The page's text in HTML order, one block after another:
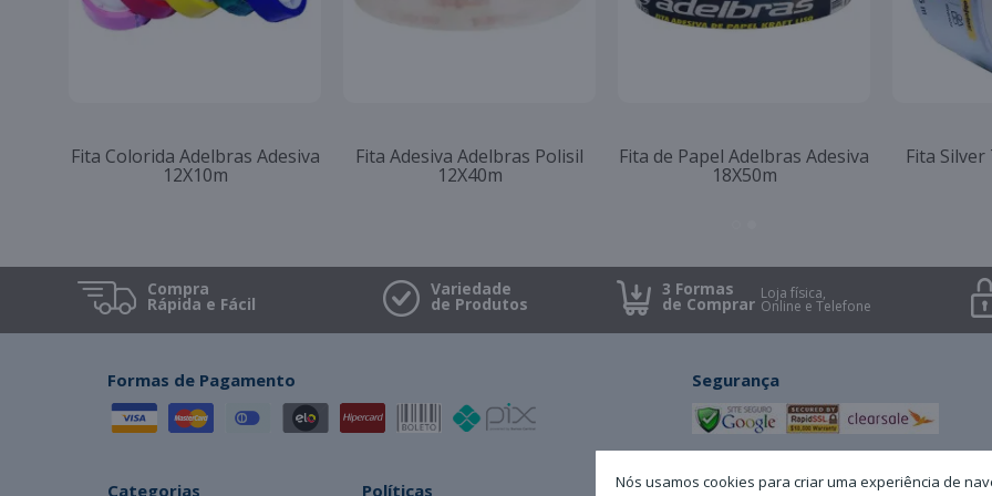
Fita Adesiva Adelbras
48X100m Transparente
Fita Adesiva Transparente
Adelbras 48X40m
Fita Adesiva Dupla Face 24X30
Adelbras
Fita
Compra
Rápida e Fácil
Variedade
de Produtos
3 Formas
de Comprar Loja física,
Online e Telefone
Nós usamos cookies para criar uma experiência de
Formas de Pagamento Segurança
Categorias Políticas Minha Conta A Dokassa